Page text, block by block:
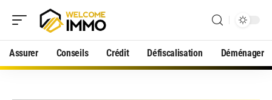
Assurer Conseils Crédit Défiscalisation Déménager